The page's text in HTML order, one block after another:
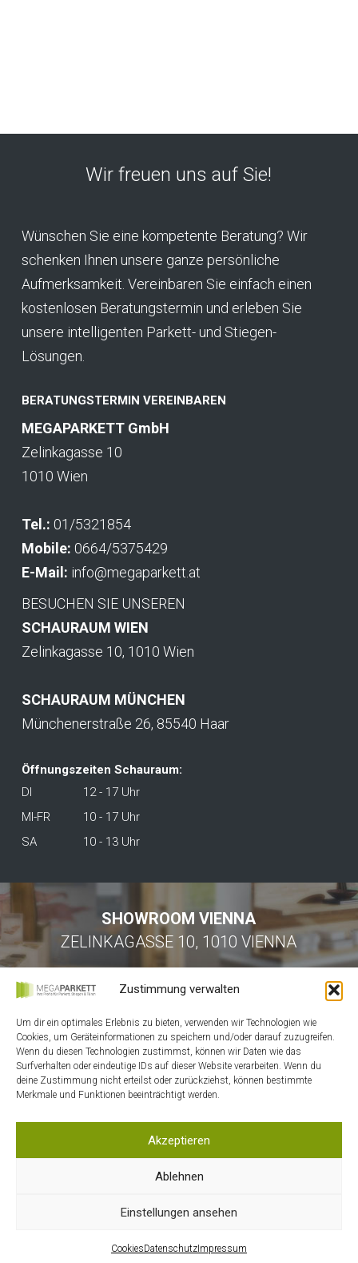
Zustimmung verwalten
Um dir ein optimales Erlebnis zu bieten, verwenden wir Technologien wie
Cookies, um Geräteinformationen zu speichern und/oder darauf zuzugreifen.
Wenn du diesen Technologien zustimmst, können wir Daten wie das
Surfverhalten oder eindeutige IDs auf dieser Website verarbeiten. Wenn du
deine Zustimmung nicht erteilst oder zurückziehst, können bestimmte
Merkmale und Funktionen beeinträchtigt werden.
Akzeptieren
Ablehnen
Einstellungen ansehen
CookiesDatenschutz Impressum
Wir freuen uns auf Sie!
Wünschen Sie eine kompetente Beratung? Wir
schenken Ihnen unsere ganze persönliche
Aufmerksamkeit. Vereinbaren Sie einfach einen
kostenlosen Beratungstermin und erleben Sie
unsere intelligenten Parkett- und Stiegen-
Lösungen.
BERATUNGSTERMIN VEREINBAREN
MEGAPARKETT GmbH
Zelinkagasse 10
1010 Wien
Tel.: 01/5321854
Mobile: 0664/5375429
E-Mail: info@megaparkett.at
BESUCHEN SIE UNSEREN
SCHAURAUM WIEN
Zelinkagasse 10, 1010 Wien
SCHAURAUM MÜNCHEN
Münchenerstraße 26, 85540 Haar
Öffnungszeiten Schauraum:
DI
12 - 17 Uhr
MI-FR
10 - 17 Uhr
SA
10 - 13 Uhr
SHOWROOM VIENNA
ZELINKAGASSE 10, 1010 VIENNA
HOME
KONTAKT
MEIN ACCOUNT
WARENKORB
DATENSCHUTZ
IMPRESSUM